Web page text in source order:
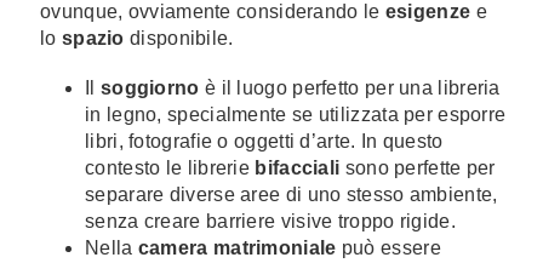
ovunque, ovviamente considerando le esigenze e
lo spazio disponibile.
soggiorno è il luogo perfetto per una libreria
in legno, specialmente se utilizzata per esporre
libri, fotografie o oggetti d’arte. In questo
contesto le librerie bifacciali sono perfette per
separare diverse aree di uno stesso ambiente,
senza creare barriere visive troppo rigide.
Nella camera matrimoniale può essere